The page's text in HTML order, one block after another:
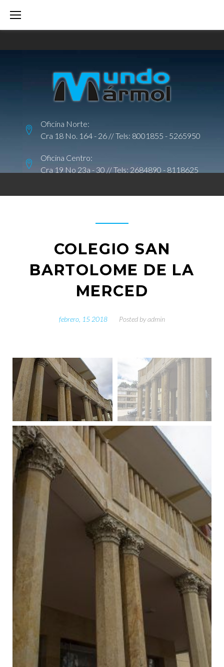
p
n
Oficina Norte:
Cra 18 No. 164 - 26 // Tels: 8001855 - 5265950
Oficina Centro:
Cra 19 No 23a - 30 // Tels: 2684890 - 8118625
COLEGIO SAN
BARTOLOME DE LA
MERCED
febrero, 15 2018 Posted byadmin